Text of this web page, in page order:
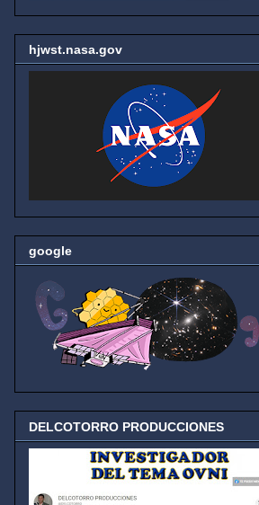
hjwst.nasa.gov
google
DELCOTORRO PRODUCCIONES